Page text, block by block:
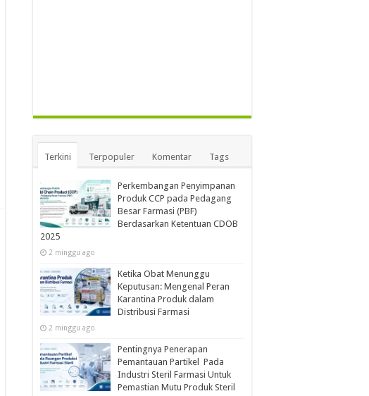
Terkini Terpopuler Komentar Tags
Perkembangan Penyimpanan
Produk CCP pada Pedagang
Besar Farmasi (PBF)
Berdasarkan Ketentuan CDOB
2025
2 minggu ago
Ketika Obat Menunggu
Keputusan: Mengenal Peran
Karantina Produk dalam
Distribusi Farmasi
2 minggu ago
Pentingnya Penerapan
Pemantauan Partikel Pada
Industri Steril Farmasi Untuk
Pemastian Mutu Produk Steril